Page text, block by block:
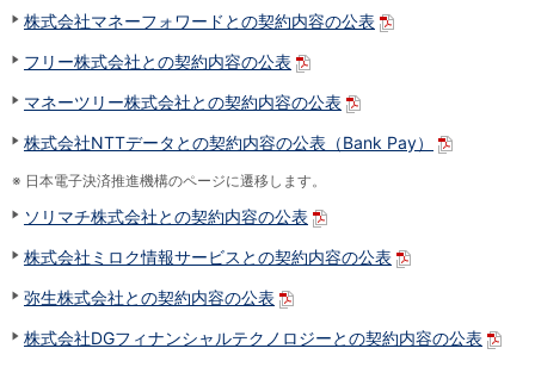
お借換えの方
リ・バース60
目的別ローン
目的別ローンマイページ
保険
個人年金保険
医療保険
就業不能保険
認知症保険
株式会社マネーフォワードとの契約内容の公表
フリー株式会社との契約内容の公表
マネーツリー株式会社との契約内容の公表
株式会社NTTデータとの契約内容の公表（Bank Pay）
※ 日本電子決済推進機構のページに遷移します。
ソリマチ株式会社との契約内容の公表
株式会社ミロク情報サービスとの契約内容の公表
弥生株式会社との契約内容の公表
株式会社DGフィナンシャルテクノロジーとの契約内容の公表